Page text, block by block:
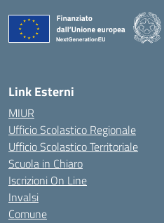
Link Esterni
MIUR
Ufficio Scolastico Regionale
Ufficio Scolastico Territoriale
Scuola in Chiaro
Iscrizioni On Line
Invalsi
Comune